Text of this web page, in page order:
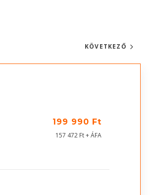
KÖVETKEZŐ
199 990 Ft
157 472 Ft + ÁFA